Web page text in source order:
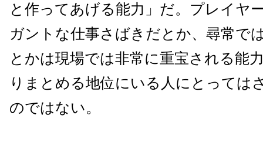
と作ってあげる能力」だ。プレイヤ
ガントな仕事さばきだとか、尋常で
とかは現場では非常に重宝される能
りまとめる地位にいる人にとっては
のではない。